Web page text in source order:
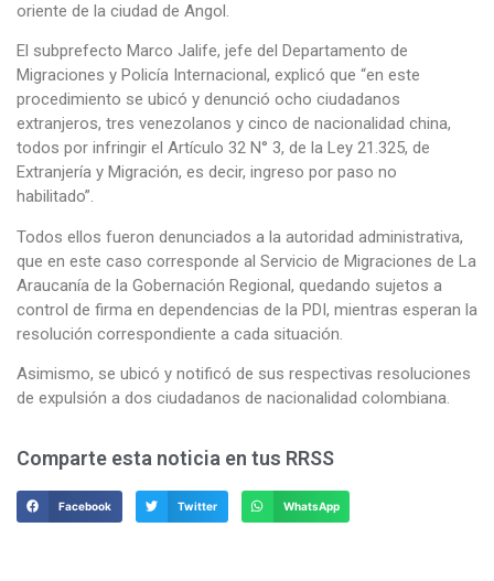
oriente de la ciudad de Angol.
El subprefecto Marco Jalife, jefe del Departamento de
Migraciones y Policía Internacional, explicó que “en este
procedimiento se ubicó y denunció ocho ciudadanos
extranjeros, tres venezolanos y cinco de nacionalidad china,
todos por infringir el Artículo 32 N° 3, de la Ley 21.325, de
Extranjería y Migración, es decir, ingreso por paso no
habilitado”.
Todos ellos fueron denunciados a la autoridad administrativa,
que en este caso corresponde al Servicio de Migraciones de La
Araucanía de la Gobernación Regional, quedando sujetos a
control de firma en dependencias de la PDI, mientras esperan la
resolución correspondiente a cada situación.
Asimismo, se ubicó y notificó de sus respectivas resoluciones
de expulsión a dos ciudadanos de nacionalidad colombiana.
Comparte esta noticia en tus RRSS
Facebook Twitter WhatsApp